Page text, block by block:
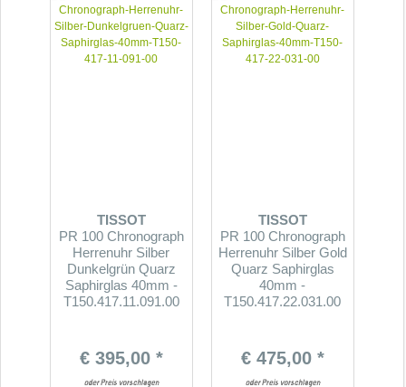
TISSOT
PR 100 Chronograph
Herrenuhr Silber
Dunkelgrün Quarz
Saphirglas 40mm -
T150.417.11.091.00
€ 395,00 *
TISSOT
PR 100 Chronograph
Herrenuhr Silber Gold
Quarz Saphirglas
40mm -
T150.417.22.031.00
€ 475,00 *